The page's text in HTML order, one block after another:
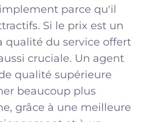
parce qu'il
Si le prix est un
qualité du service offert
cruciale. Un agent
qualité supérieure
beaucoup plus
grâce à une meilleure